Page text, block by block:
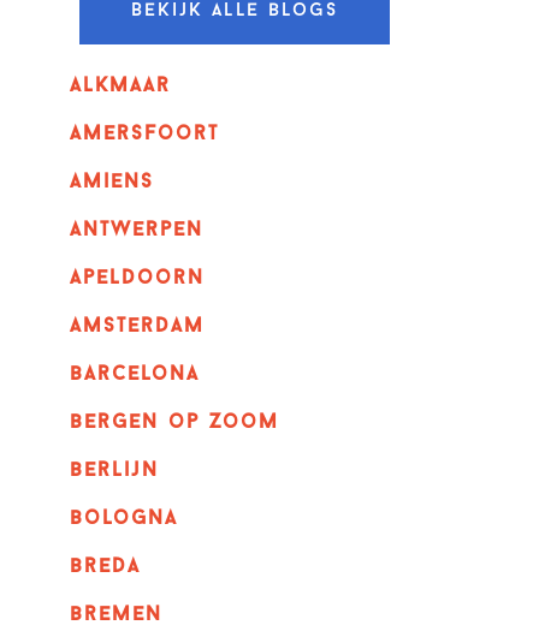
Bekijk alle blogs
alkmaar
amersfoort
amiens
Antwerpen
apeldoorn
Amsterdam
barcelona
bergen op zoom
berlijn
bologna
breda
bremen